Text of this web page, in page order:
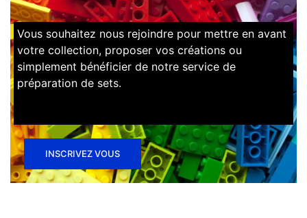
Vous souhaitez nous rejoindre pour mettre en avant
votre collection, proposer vos créations ou
simplement bénéficier de notre service de
préparation de sets.
INSCRIVEZ VOUS